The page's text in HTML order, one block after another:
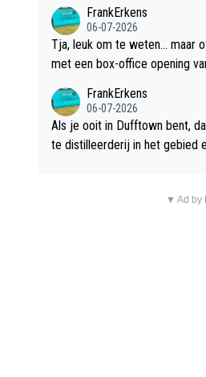
FrankErkens
06-07-2026
Tja, leuk om te weten... maar
met een box-office opening
FrankErkens
06-07-2026
Als je ooit in Dufftown bent,
te distilleerderij in het gebied een sterk
▼ Ad by